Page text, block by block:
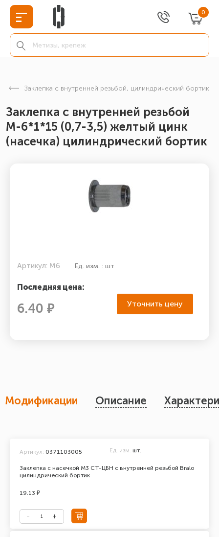
0
Заклепка с внутренней резьбой, цилиндрический бортик
Заклепка с внутренней резьбой
М-6*1*15 (0,7-3,5) желтый цинк
(насечка) цилиндрический бортик
Артикул: М6 Ед. изм. : шт
Последняя цена:
6.40 ₽ Уточнить цену
Модификации Описание
Заклепка с насечкой М3 СТ-ЦБН с внутренней резьбой Bralo
цилиндрический бортик
Артикул: 0371103005 Ед. изм. шт.
19.13 ₽